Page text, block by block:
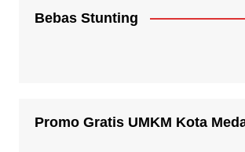
Bebas Stunting
Promo Gratis UMKM Kota